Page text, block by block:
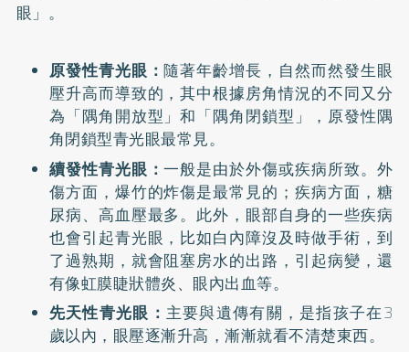
眼」。
原發性青光眼：隨著年齡增長，自然而然發生眼
壓升高而導致的，其中根據房角情況的不同又分
為「隅角開放型」和「隅角閉鎖型」，原發性隅
角閉鎖型青光眼最常見。
續發性青光眼：一般是由於外傷或疾病所致。外
傷方面，爆竹的炸傷是最常見的；疾病方面，糖
尿病、高血壓最多。此外，眼部自身的一些疾病
也會引起青光眼，比如白內障沒及時做手術，到
了過熟期，就會阻塞房水的出路，引起病變，還
有像虹膜睫狀體炎、眼內出血等。
先天性青光眼： 主要與遺傳有關，是指孩子在3
歲以內，眼壓逐漸升高，漸漸就看不清楚東西。